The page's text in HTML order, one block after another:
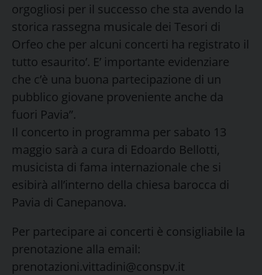
orgogliosi per il successo che sta avendo la
storica rassegna musicale dei Tesori di
Orfeo che per alcuni concerti ha registrato il
tutto esaurito’. E’ importante evidenziare
che c’è una buona partecipazione di un
pubblico giovane proveniente anche da
fuori Pavia”.
Il concerto in programma per sabato 13
maggio sarà a cura di Edoardo Bellotti,
musicista di fama internazionale che si
esibirà all’interno della chiesa barocca di
Pavia di Canepanova.
Per partecipare ai concerti è consigliabile la
prenotazione alla email:
prenotazioni.vittadini@conspv.it